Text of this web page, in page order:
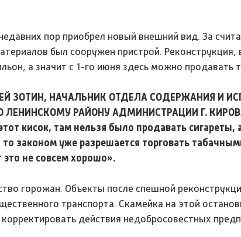
пор приобрел новый внешний вид. За
был сооружен пристрой.
а значит с 1-го июня здесь можно продавать
ЗОТИН, НАЧАЛЬНИК ОТДЕЛА СОДЕРЖАНИЯ И
ЛЕНИНСКОМУ РАЙОНУ АДМИНИСТРАЦИИ Г.
кисок, там нельзя было продавать сигареты,
законом уже разрешается торговать
это не совсем хорошо».
горожан. Объекты после спешной
транспорта. Скамейка на этой
действия недобросовестных